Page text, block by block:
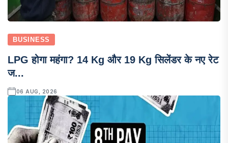
BUSINESS
LPG होगा महंगा? 14 Kg और 19 Kg सिलेंडर के नए रेट
ज...
06 AUG, 2026